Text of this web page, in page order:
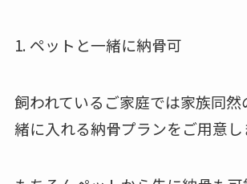
1. ペットと一緒に納骨可
飼われているご家庭では家族同
緒に入れる納骨プランをご用意し